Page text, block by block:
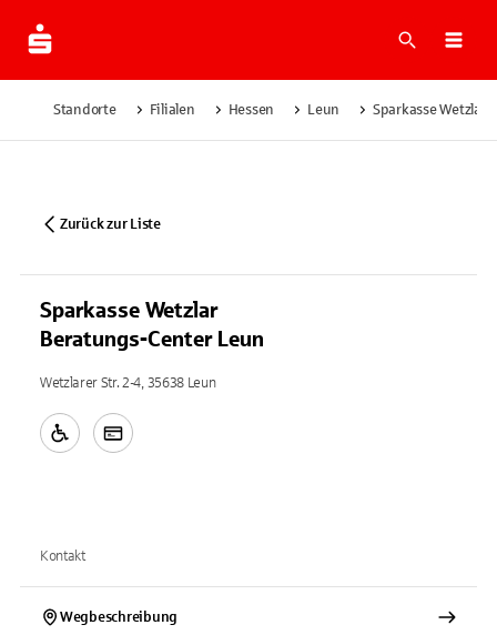
Suche
Standorte Filialen Hessen Leun Sparkasse Wetzlar
Zurück zur Liste
Sparkasse Wetzlar
Beratungs-Center Leun
Wetzlarer Str. 2-4, 35638 Leun
Kontakt
Wegbeschreibung